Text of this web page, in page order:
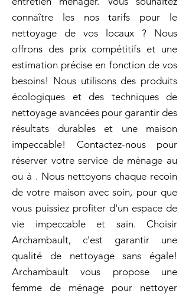
connaître les nos tarifs pour le
nettoyage de vos locaux ? Nous
offrons des prix compétitifs et une
estimation précise en fonction de vos
besoins! Nous utilisons des produits
écologiques et des techniques de
nettoyage avancées pour garantir des
résultats durables et une maison
impeccable! Contactez-nous pour
réserver votre service de ménage au
ou à . Nous nettoyons chaque recoin
de votre maison avec soin, pour que
vous puissiez profiter d'un espace de
vie impeccable et sain. Choisir
Archambault, c'est garantir une
qualité de nettoyage sans égale!
Archambault vous propose une
femme de ménage pour nettoyer